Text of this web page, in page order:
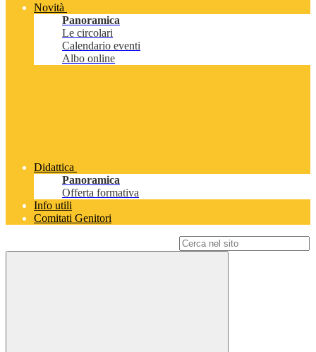
Novità
Panoramica
Le circolari
Calendario eventi
Albo online
Didattica
Panoramica
Offerta formativa
Info utili
Comitati Genitori